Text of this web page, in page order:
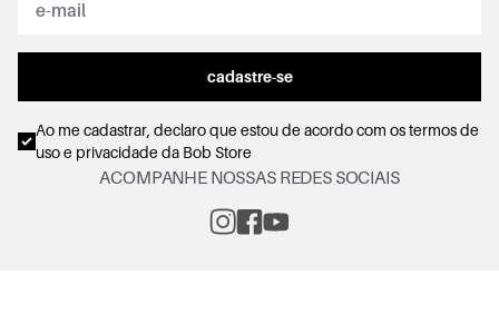
cadastre-se
Ao me cadastrar, declaro que estou de acordo com ostermos de
uso e privacidadeda Bob Store
ACOMPANHE NOSSAS REDES SOCIAIS